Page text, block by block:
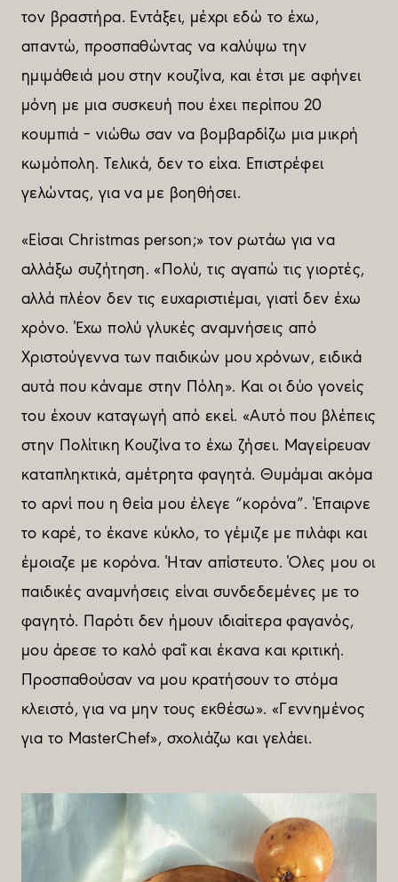
τον βραστήρα. Εντάξει, µέχρι εδώ το έχω,
απαντώ, προσπαθώντας να καλύψω την
ηµιµάθειά µου στην κουζίνα, και έτσι µε αφήνει
µόνη µε µια συσκευή που έχει περίπου 20
κουµπιά – νιώθω σαν να βοµβαρδίζω µια µικρή
κωµόπολη. Τελικά, δεν το είχα. Επιστρέφει
γελώντας, για να µε βοηθήσει.
«Είσαι Christmas person;» τον ρωτάω για να
αλλάξω συζήτηση. «Πολύ, τις αγαπώ τις γιορτές,
αλλά πλέον δεν τις ευχαριστιέµαι, γιατί δεν έχω
χρόνο. Έχω πολύ γλυκές αναµνήσεις από
Χριστούγεννα των παιδικών µου χρόνων, ειδικά
αυτά που κάναµε στην Πόλη». Και οι δύο γονείς
του έχουν καταγωγή από εκεί. «Αυτό που βλέπεις
στην Πολίτικη Κουζίνα το έχω ζήσει. Μαγείρευαν
καταπληκτικά, αµέτρητα φαγητά. Θυµάµαι ακόµα
το αρνί που η θεία µου έλεγε “κορόνα”. Έπαιρνε
το καρέ, το έκανε κύκλο, το γέµιζε µε πιλάφι και
έµοιαζε µε κορόνα. Ήταν απίστευτο. Όλες µου οι
παιδικές αναµνήσεις είναι συνδεδεµένες µε το
φαγητό. Παρότι δεν ήµουν ιδιαίτερα φαγανός,
µου άρεσε το καλό φαΐ και έκανα και κριτική.
Προσπαθούσαν να µου κρατήσουν το στόµα
κλειστό, για να µην τους εκθέσω». «Γεννηµένος
για το MasterChef», σχολιάζω και γελάει.